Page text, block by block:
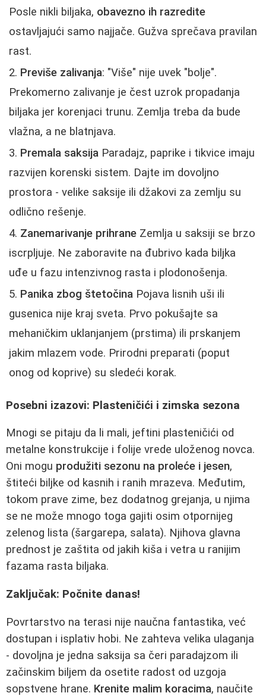
Posle nikli biljaka, obavezno ih razredite
ostavljajući samo najjače. Gužva sprečava pravilan
rast.
Previše zalivanja: "Više" nije uvek "bolje".
Prekomerno zalivanje je čest uzrok propadanja
biljaka jer korenjaci trunu. Zemlja treba da bude
vlažna, a ne blatnjava.
Premala saksija Paradajz, paprike i tikvice imaju
razvijen korenski sistem. Dajte im dovoljno
prostora - velike saksije ili džakovi za zemlju su
odlično rešenje.
Zanemarivanje prihrane Zemlja u saksiji se brzo
iscrpljuje. Ne zaboravite na đubrivo kada biljka
uđe u fazu intenzivnog rasta i plodonošenja.
Panika zbog štetočina Pojava lisnih uši ili
gusenica nije kraj sveta. Prvo pokušajte sa
mehaničkim uklanjanjem (prstima) ili prskanjem
jakim mlazem vode. Prirodni preparati (poput
onog od koprive) su sledeći korak.
Posebni izazovi: Plasteničići i zimska sezona
Mnogi se pitaju da li mali, jeftini plasteničići od
metalne konstrukcije i folije vrede uloženog novca.
Oni mogu produžiti sezonu na proleće i jesen,
štiteći biljke od kasnih i ranih mrazeva. Međutim,
tokom prave zime, bez dodatnog grejanja, u njima
se ne može mnogo toga gajiti osim otpornijeg
zelenog lista (šargarepa, salata). Njihova glavna
prednost je zaštita od jakih kiša i vetra u ranijim
fazama rasta biljaka.
Zaključak: Počnite danas!
Povrtarstvo na terasi nije naučna fantastika, već
dostupan i isplativ hobi. Ne zahteva velika ulaganja
- dovoljna je jedna saksija sa čeri paradajzom ili
začinskim biljem da osetite radost od uzgoja
sopstvene hrane. Krenite malim koracima, naučite